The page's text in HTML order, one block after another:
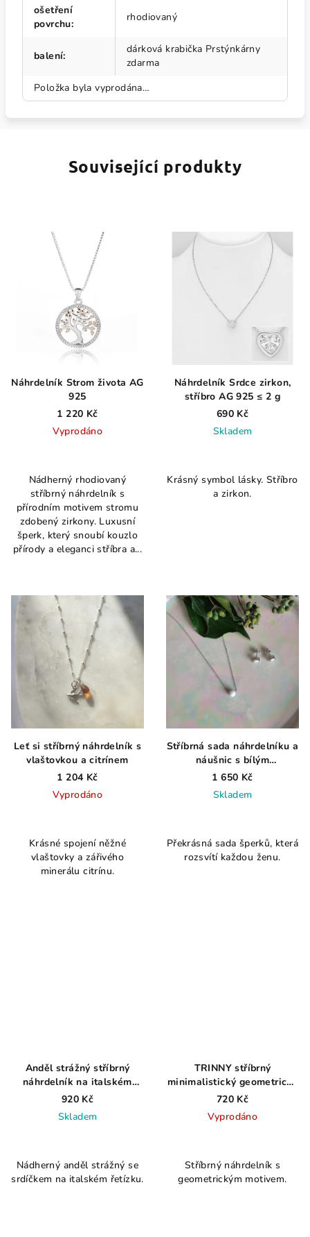
ošetření
povrchu:
rhodiovaný
balení:
dárková krabička Prstýnkárny
zdarma
Položka byla vyprodána…
Související produkty
Náhrdelník Strom života AG
925
1 220 Kč
Vyprodáno
Nádherný rhodiovaný
stříbrný náhrdelník s
přírodním motivem stromu
zdobený zirkony. Luxusní
šperk, který snoubí kouzlo
přírody a eleganci stříbra a...
Náhrdelník Srdce zirkon,
stříbro AG 925 ≤ 2 g
690 Kč
Skladem
produktu
je
Krásný symbol lásky. Stříbro
a zirkon.
Leť si stříbrný náhrdelník s
vlaštovkou a citrínem
1 204 Kč
Vyprodáno
produktu
je
4,0
Krásné spojení něžné
vlaštovky a zářivého
minerálu citrínu.
Stříbrná sada náhrdelníku a
náušnic s bílým
syntetickým opálem
1 650 Kč
Skladem
produktu
je
Překrásná sada šperků, která
rozsvítí každou ženu.
Anděl strážný stříbrný
náhrdelník na italském
stříbrném řetízku
920 Kč
Skladem
produktu
je
Nádherný anděl strážný se
srdíčkem na italském řetízku.
TRINNY stříbrný
minimalistický geometrický
náhrdelník trojúhelník AG
925 ≤ 3,3 g
720 Kč
Vyprodáno
produktu
je
Stříbrný náhrdelník s
geometrickým motivem.